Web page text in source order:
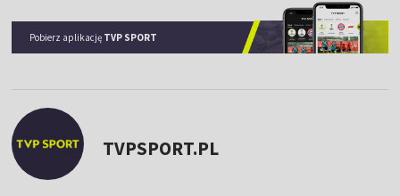
Pobierz aplikację TVP SPORT
TVPSPORT.PL